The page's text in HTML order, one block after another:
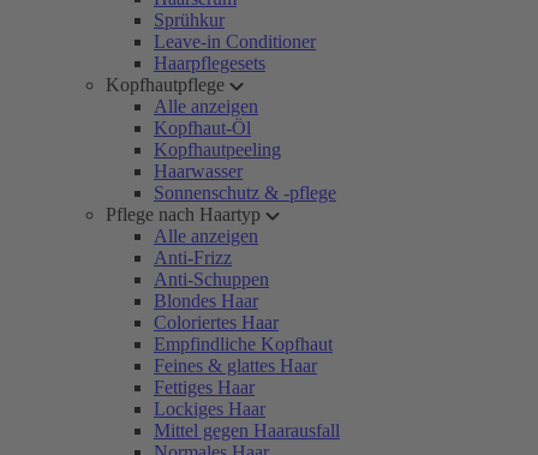
Sprühkur
Leave-in Conditioner
Haarpflegesets
Kopfhautpflege
Alle anzeigen
Kopfhaut-Öl
Kopfhautpeeling
Haarwasser
Sonnenschutz & -pflege
Pflege nach Haartyp
Alle anzeigen
Anti-Frizz
Anti-Schuppen
Blondes Haar
Coloriertes Haar
Empfindliche Kopfhaut
Feines & glattes Haar
Fettiges Haar
Lockiges Haar
Mittel gegen Haarausfall